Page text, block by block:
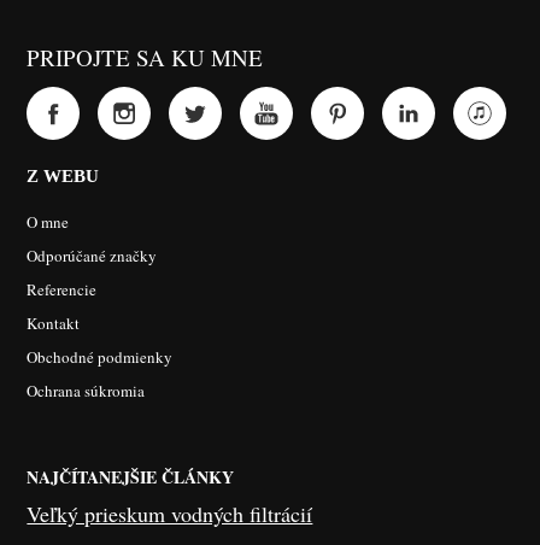
PRIPOJTE SA KU MNE
Z WEBU
O mne
Odporúčané značky
Referencie
Kontakt
Obchodné podmienky
Ochrana súkromia
NAJČÍTANEJŠIE ČLÁNKY
Veľký prieskum vodných filtrácií